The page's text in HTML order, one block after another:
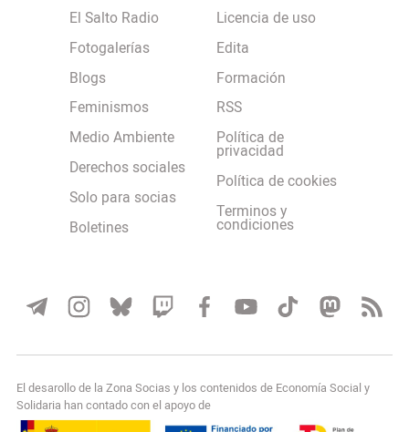
El Salto Radio
Fotogalerías
Blogs
Feminismos
Medio Ambiente
Derechos sociales
Solo para socias
Boletines
Licencia de uso
Edita
Formación
RSS
Política de
privacidad
Política de cookies
Terminos y
condiciones
El desarollo de la Zona Socias y los contenidos de Economía Social y
Solidaria han contado con el apoyo de